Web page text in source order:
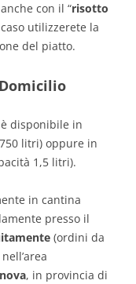
con il “risotto
utilizzerete la
del piatto.
è disponibile in
litri) oppure in
1,5 litri).
in cantina
presso il
(ordini da
, in provincia di